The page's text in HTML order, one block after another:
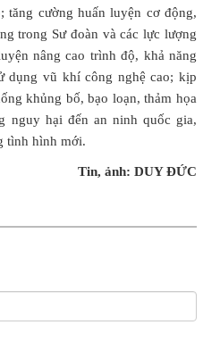
tăng cường huấn luyện cơ động,
trong Sư đoàn và các lực lượng
nâng cao trình độ, khả năng
dụng vũ khí công nghệ cao; kịp
khủng bố, bạo loạn, thảm họa
nguy hại đến an ninh quốc gia,
tình hình mới.
Tin, ảnh: DUY ĐỨC